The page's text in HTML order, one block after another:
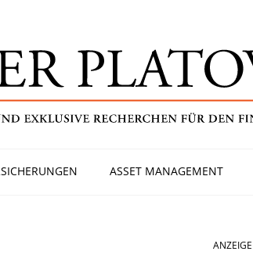
ASSET MANAGEMENT
ANZEIGE